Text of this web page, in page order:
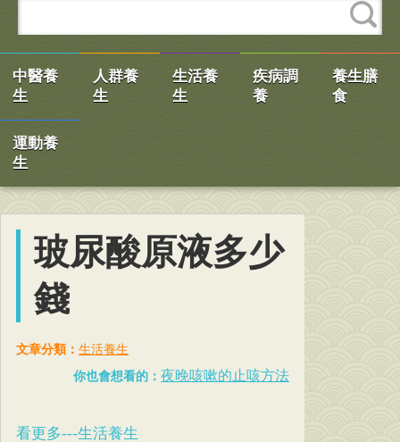
中醫養
生
人群養
生
生活養
生
疾病調
養
養生膳
食
運動養
生
玻尿酸原液多少
錢
文章分類： 生活養生
你也會想看的： 夜晚咳嗽的止咳方法
看更多---生活養生